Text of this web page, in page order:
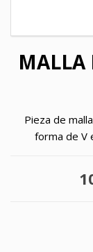
MALLA
Pieza de
forma de V